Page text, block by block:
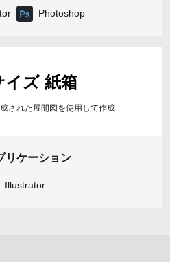
Photoshop
イズ 紙箱
された展開図を使用して作成
リケーション
Illustrator